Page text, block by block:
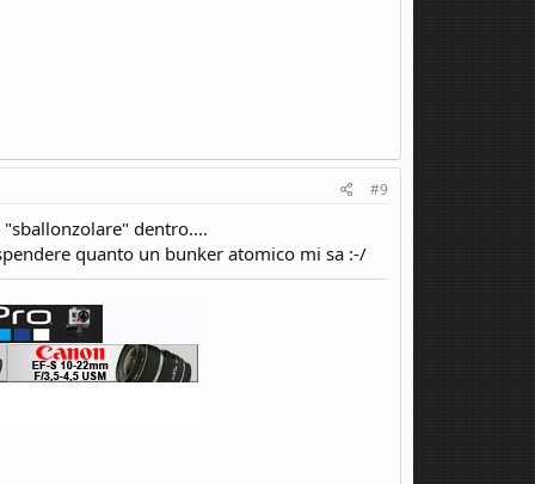
#9
dentro....
quanto un bunker atomico mi sa :-/